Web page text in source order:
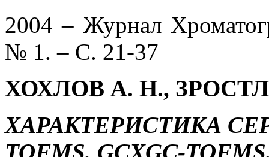
2004 – Журнал
№ 1. – С. 21-37
ХОХЛОВ А. Н.,
ХАРАКТЕРИСТИКА